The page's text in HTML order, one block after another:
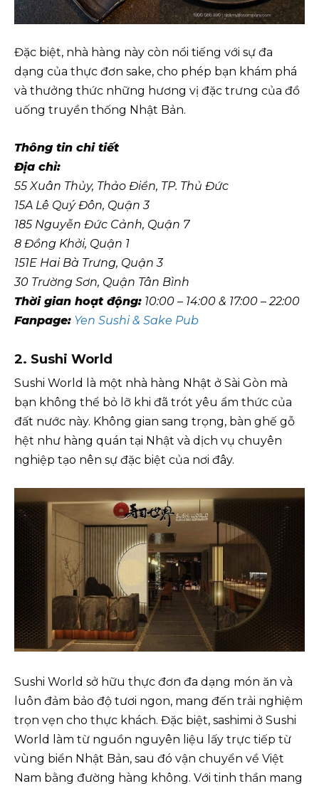
Đặc biệt, nhà hàng này còn nổi tiếng với sự đa
dạng của thực đơn sake, cho phép bạn khám phá
và thưởng thức những hương vị đặc trưng của đồ
uống truyền thống Nhật Bản.
Thông tin chi tiết
Địa chỉ:
55 Xuân Thủy, Thảo Điền, TP. Thủ Đức
15A Lê Quý Đôn, Quận 3
185 Nguyễn Đức Cảnh, Quận 7
8 Đồng Khởi, Quận 1
151E Hai Bà Trưng, Quận 3
30 Trường Sơn, Quận Tân Bình
Thời gian hoạt động: 10:00 – 14:00 & 17:00 – 22:00
Fanpage: Yen Sushi & Sake Pub
2. Sushi World
Sushi World là một nhà hàng Nhật ở Sài Gòn mà
bạn không thể bỏ lỡ khi đã trót yêu ẩm thức của
đất nước này. Không gian sang trọng, bàn ghế gỗ
hệt như hàng quán tại Nhật và dịch vụ chuyên
nghiệp tạo nên sự đặc biệt của nơi đây.
Sushi World sở hữu thực đơn đa dạng món ăn và
luôn đảm bảo độ tươi ngon, mang đến trải nghiệm
trọn vẹn cho thực khách. Đặc biệt, sashimi ở Sushi
World làm từ nguồn nguyên liệu lấy trực tiếp từ
vùng biển Nhật Bản, sau đó vận chuyển về Việt
Nam bằng đường hàng không. Với tinh thần mang